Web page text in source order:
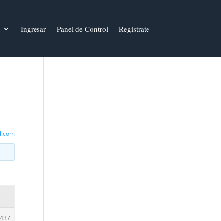
Ingresar Panel de Control Registrate